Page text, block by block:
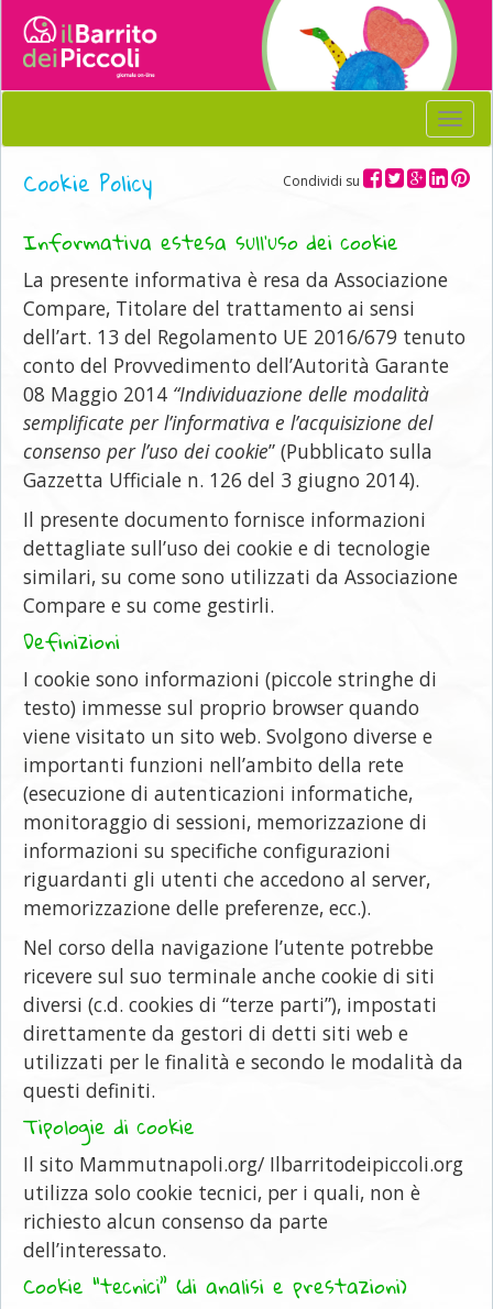
Menu
Condividi su
Cookie Policy
Informativa estesa sull’uso dei cookie
La presente informativa è resa da Associazione
Compare, Titolare del trattamento ai sensi
dell’art. 13 del Regolamento UE 2016/679 tenuto
conto del Provvedimento dell’Autorità Garante
08 Maggio 2014 “Individuazione delle modalità
semplificate per l’informativa e l’acquisizione del
consenso per l’uso dei cookie” (Pubblicato sulla
Gazzetta Ufficiale n. 126 del 3 giugno 2014).
Il presente documento fornisce informazioni
dettagliate sull’uso dei cookie e di tecnologie
similari, su come sono utilizzati da Associazione
Compare e su come gestirli.
Definizioni
I cookie sono informazioni (piccole stringhe di
testo) immesse sul proprio browser quando
viene visitato un sito web. Svolgono diverse e
importanti funzioni nell’ambito della rete
(esecuzione di autenticazioni informatiche,
monitoraggio di sessioni, memorizzazione di
informazioni su specifiche configurazioni
riguardanti gli utenti che accedono al server,
memorizzazione delle preferenze, ecc.).
Nel corso della navigazione l’utente potrebbe
ricevere sul suo terminale anche cookie di siti
diversi (c.d. cookies di “terze parti”), impostati
direttamente da gestori di detti siti web e
utilizzati per le finalità e secondo le modalità da
questi definiti.
Tipologie di cookie
Il sito Mammutnapoli.org/ Ilbarritodeipiccoli.org
utilizza solo cookie tecnici, per i quali, non è
richiesto alcun consenso da parte
dell’interessato.
Cookie “tecnici” (di analisi e prestazioni)